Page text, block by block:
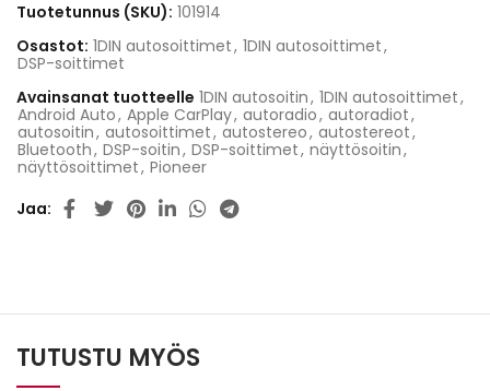
Tuotetunnus (SKU): 101914
Osastot: 1DIN autosoittimet, 1DIN autosoittimet,
DSP-soittimet
Avainsanat tuotteelle 1DIN autosoitin, 1DIN autosoittimet,
Android Auto, Apple CarPlay, autoradio, autoradiot,
autosoitin, autosoittimet, autostereo, autostereot,
Bluetooth, DSP-soitin, DSP-soittimet, näyttösoitin,
näyttösoittimet, Pioneer
Jaa
TUTUSTU MYÖS